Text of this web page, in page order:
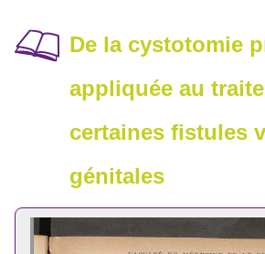
De la cystotomie
appliquée au
certaines fistules
génitales